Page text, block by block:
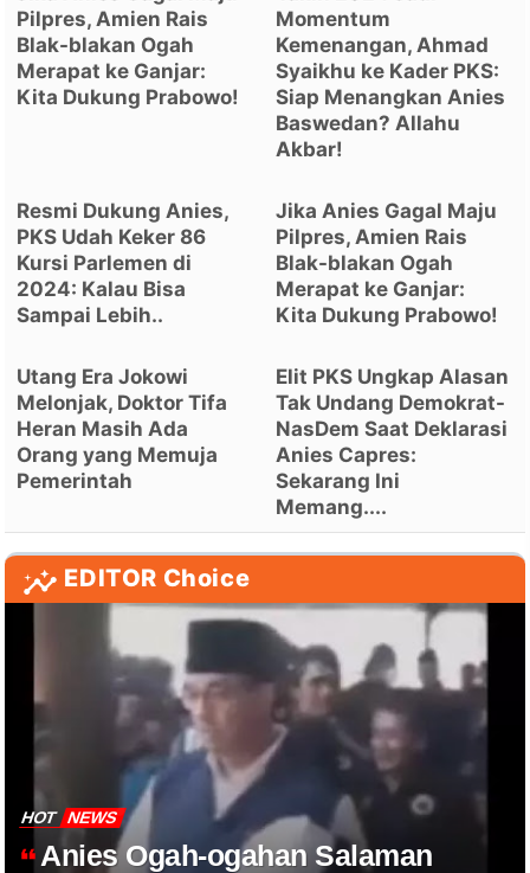
Pilpres, Amien Rais
Blak-blakan Ogah
Merapat ke Ganjar:
Kita Dukung Prabowo!
Momentum
Kemenangan, Ahmad
Syaikhu ke Kader PKS:
Siap Menangkan Anies
Baswedan? Allahu
Akbar!
Resmi Dukung Anies,
PKS Udah Keker 86
Kursi Parlemen di
2024: Kalau Bisa
Sampai Lebih..
Jika Anies Gagal Maju
Pilpres, Amien Rais
Blak-blakan Ogah
Merapat ke Ganjar:
Kita Dukung Prabowo!
Utang Era Jokowi
Melonjak, Doktor Tifa
Heran Masih Ada
Orang yang Memuja
Pemerintah
Elit PKS Ungkap Alasan
Tak Undang Demokrat-
NasDem Saat Deklarasi
Anies Capres:
Sekarang Ini
Memang....
EDITOR Choice
HOT NEWS
Anies Ogah-ogahan Salaman